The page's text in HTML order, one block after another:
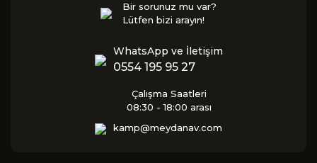
Bir sorunuz mu var?
Lütfen bizi arayın!
WhatsApp ve İletişim
0554 195 95 27
Çalışma Saatleri
08:30 - 18:00 arası
kamp@meydanav.com